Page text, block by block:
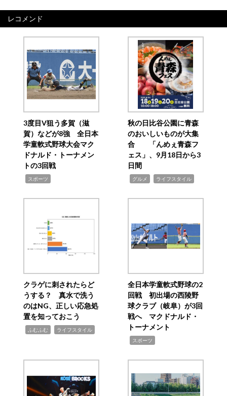
レコメンド
3度目V狙う多賀（滋
賀）などが8強 全日本
学童軟式野球大会マク
ドナルド・トーナメン
トの3回戦
スポーツ
秋の日比谷公園に青森
のおいしいものが大集
合 「んめぇ青森フ
ェス」、9月18日から3
日間
グルメ ライフスタイル
クラゲに刺されたらど
うする？ 真水で洗う
のはNG、正しい応急処
置を知っておこう
ふむふむ ライフスタイル
全日本学童軟式野球の2
回戦 初出場の西陵野
球クラブ（岐阜）が3回
戦へ マクドナルド・
トーナメント
スポーツ